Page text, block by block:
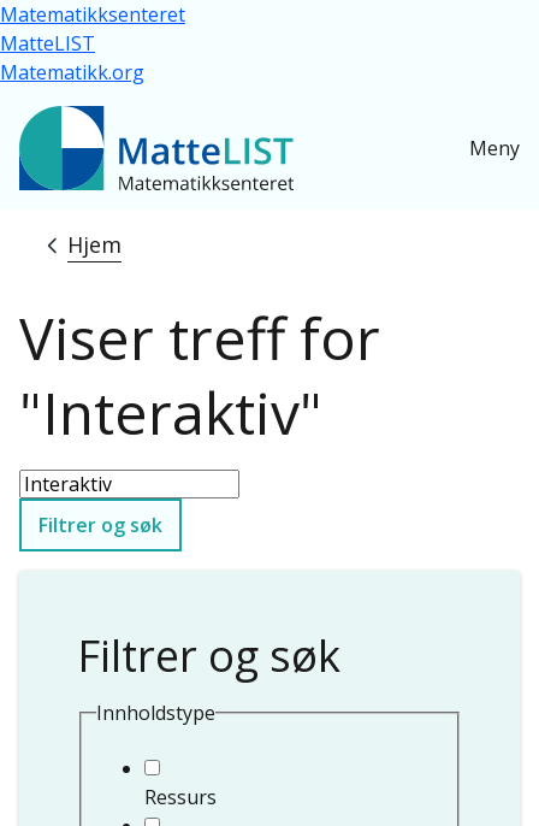
Hopp til hovedinnhold
Matematikksenteret
MatteLIST
Matematikk.org
Meny
Navigasjonssti
Hjem
Viser treff for
"Interaktiv"
Filtrer og søk
Filtrer og søk
Innholdstype
Ressurs